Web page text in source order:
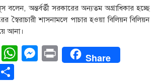
বলেন, অন্তর্বর্তী সরকারের অন্যতম অগ্রাধিকার হচ্ছে
স্বৈরাচারী শাসনামলে পাচার হওয়া বিলিয়ন বিলিয়ন
আনা।
EmailWhatsApp
Messenger
PrintShare